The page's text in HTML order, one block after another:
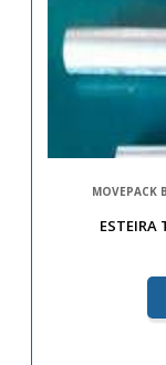
MOVEPACK
ESTEIRA